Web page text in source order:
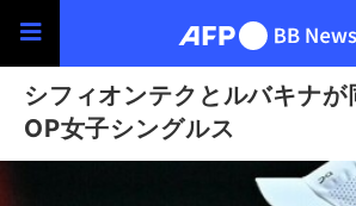
シフィオンテクとルバキナ
OP女子シングルス